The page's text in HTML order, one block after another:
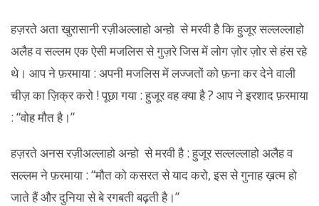
हज़रते अता खुरासानी रज़ीअल्लाहो अन्हो से मरवी है कि हुजूर सल्लल्लाहो
अलैह व सल्लम एक ऐसी मजलिस से गुज़रे जिस में लोग ज़ोर ज़ोर से हंस रहे
थे। आप ने फ़रमाया : अपनी मजलिस में लज्जतों को फ़ना कर देने वाली
चीज़ का ज़िक्र करो ! पूछा गया : हुजूर वह क्या है ? आप ने इरशाद फ़रमाया
: “वोह मौत है।”
हज़रते अनस रज़ीअल्लाहो अन्हो से मरवी है : हुजूर सल्लल्लाहो अलैह व
सल्लम ने फ़रमाया : “मौत को कसरत से याद करो, इस से गुनाह ख़त्म हो
जाते हैं और दुनिया से बे रगबती बढ़ती है।”